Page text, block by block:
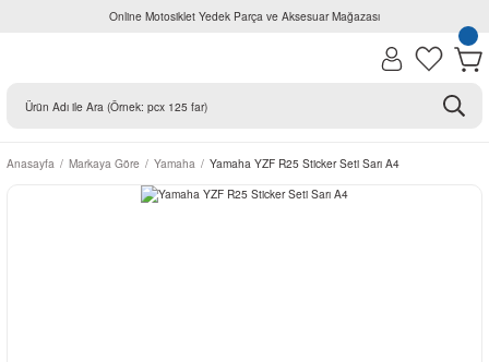
Online Motosiklet Yedek Parça ve Aksesuar Mağazası
Anasayfa Markaya Göre Yamaha Yamaha YZF R25 Sticker Seti Sarı A4